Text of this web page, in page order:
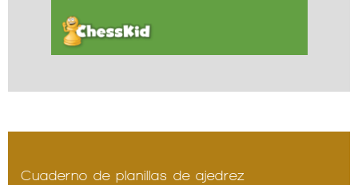
Cuaderno de planillas de ajedrez